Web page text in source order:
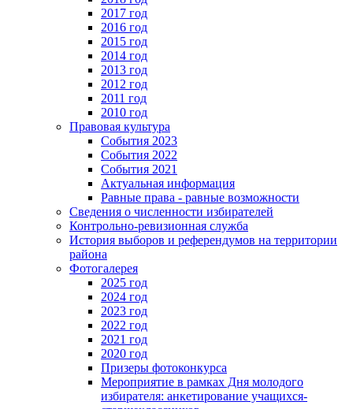
2017 год
2016 год
2015 год
2014 год
2013 год
2012 год
2011 год
2010 год
Правовая культура
События 2023
События 2022
События 2021
Актуальная информация
Равные права - равные возможности
Сведения о численности избирателей
Контрольно-ревизионная служба
История выборов и референдумов на территории
района
Фотогалерея
2025 год
2024 год
2023 год
2022 год
2021 год
2020 год
Призеры фотоконкурса
Мероприятие в рамках Дня молодого
избирателя: анкетирование учащихся-